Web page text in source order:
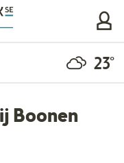
23°
Boonen